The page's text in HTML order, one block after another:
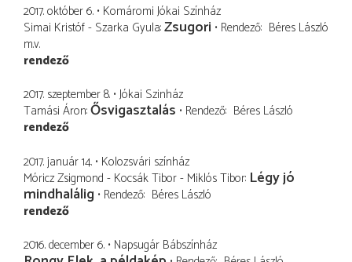
2017. október 6. Komáromi Jókai Színház
Simai Kristóf - Szarka Gyula Zsugori Rendező Béres László
m.v.
rendező
2017. szeptember 8. Jókai Szinház
Tamási Áron Ősvigasztalás Rendező Béres László
rendező
2017. január 14. Kolozsvári színház
Móricz Zsigmond - Kocsák Tibor - Miklós Tibor Légy jó
mindhalálig Rendező Béres László
rendező
2016. december 6. Napsugár Bábszínház